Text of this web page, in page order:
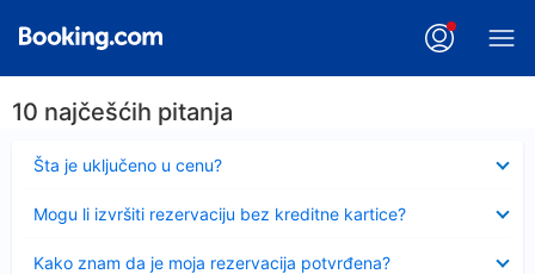
10 najčešćih pitanja
Šta je uključeno u cenu?
Sažeto
Mogu li izvršiti rezervaciju bez kreditne kartice?
Kako znam da je moja rezervacija potvrđena?